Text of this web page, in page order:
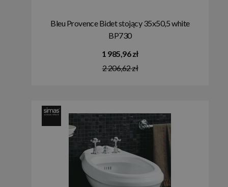
Bleu Provence Bidet stojący 35x50,5 white
BP730
1 985,96 zł
2 206,62 zł